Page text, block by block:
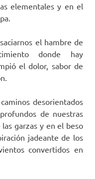
elementales y en el
el hambre de
donde hay
el dolor, sabor de
desorientados
de nuestras
garzas y en el beso
jadeante de los
convertidos en